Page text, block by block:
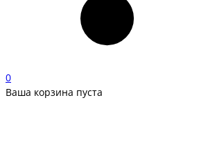
0
Ваша корзина пуста